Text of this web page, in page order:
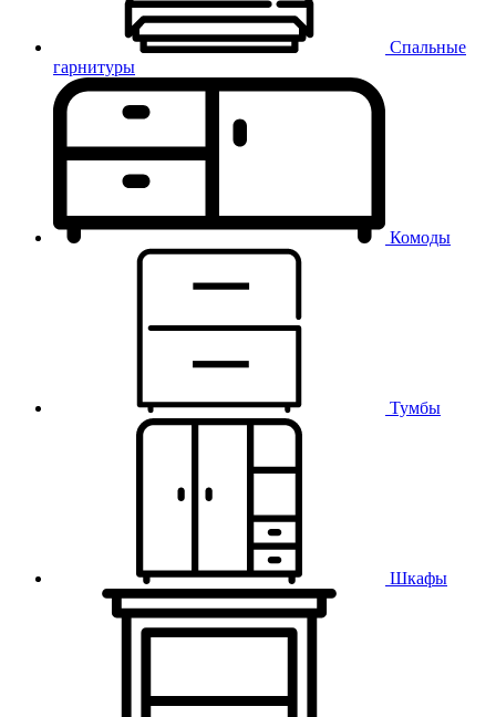
Спальные
гарнитуры
Комоды
Тумбы
Шкафы